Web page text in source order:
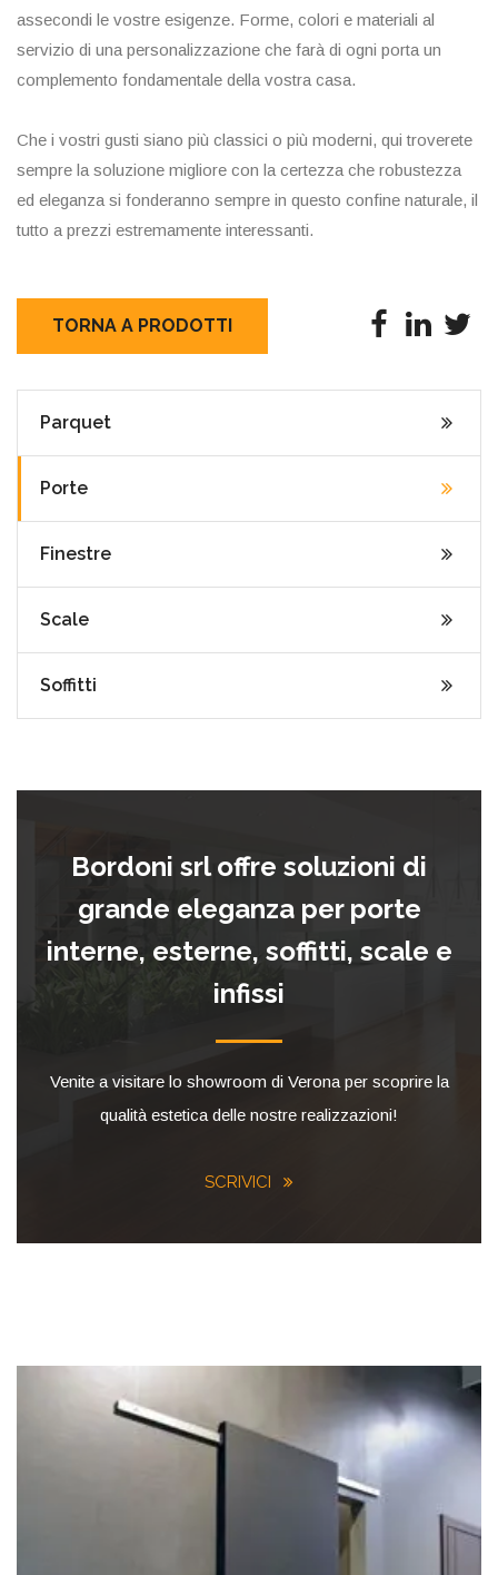
assecondi le vostre esigenze. Forme, colori e materiali al
servizio di una personalizzazione che farà di ogni porta un
complemento fondamentale della vostra casa.
Che i vostri gusti siano più classici o più moderni, qui troverete
sempre la soluzione migliore con la certezza che robustezza
ed eleganza si fonderanno sempre in questo confine naturale, il
tutto a prezzi estremamente interessanti.
TORNA A PRODOTTI
Parquet
Porte
Finestre
Scale
Soffitti
Bordoni srl offre soluzioni di
grande eleganza per porte
interne, esterne, soffitti, scale e
infissi
Venite a visitare lo showroom di Verona per scoprire la
qualità estetica delle nostre realizzazioni!
SCRIVICI